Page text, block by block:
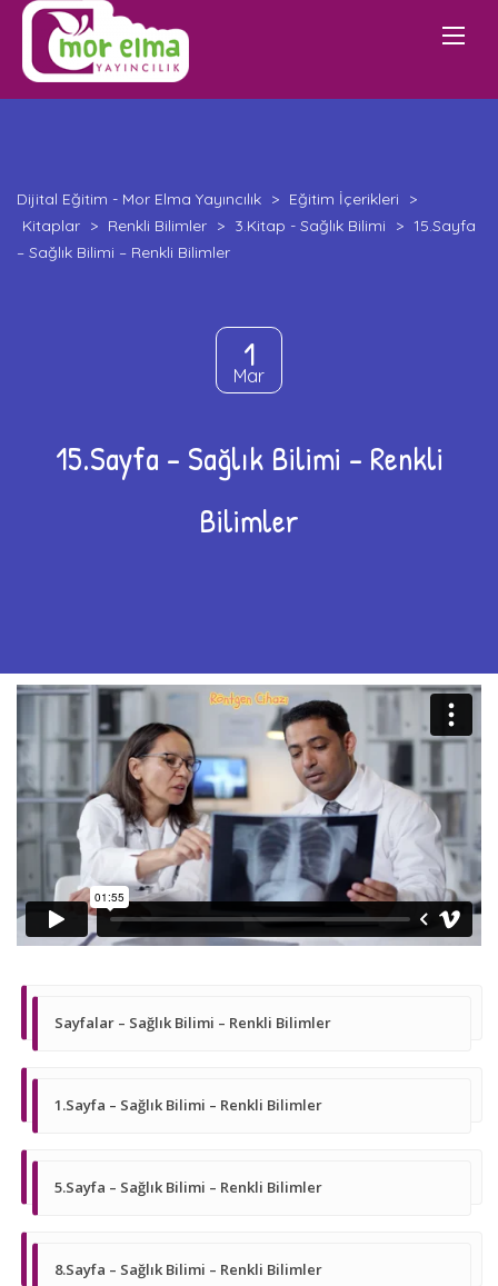
Dijital Eğitim - Mor Elma Yayıncılık > Eğitim İçerikleri
>
Kitaplar > Renkli Bilimler > 3.Kitap - Sağlık Bilimi > 15.Sayfa
– Sağlık Bilimi – Renkli Bilimler
1
Mar
15.Sayfa – Sağlık Bilimi – Renkli
Bilimler
Sayfalar – Sağlık Bilimi – Renkli Bilimler
1.Sayfa – Sağlık Bilimi – Renkli Bilimler
5.Sayfa – Sağlık Bilimi – Renkli Bilimler
8.Sayfa – Sağlık Bilimi – Renkli Bilimler